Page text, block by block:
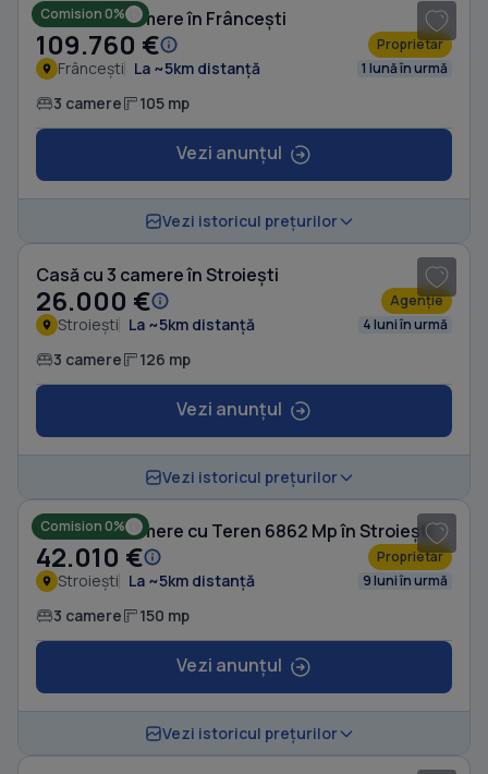
Comision 0%
Casă cu 3 camere în Frâncești
109.760 € Proprietar
Frâncești La ~5km distanță 1 lună în urmă
3 camere 105 mp
Vezi anunțul
Vezi istoricul prețurilor
Casă cu 3 camere în Stroiești
26.000 € Agenție
Stroiești La ~5km distanță 4 luni în urmă
3 camere 126 mp
Vezi anunțul
Vezi istoricul prețurilor
Comision 0%
Casă cu 3 camere cu Teren 6862 Mp în Stroiești
42.010 € Proprietar
Stroiești La ~5km distanță 9 luni în urmă
3 camere 150 mp
Vezi anunțul
Vezi istoricul prețurilor